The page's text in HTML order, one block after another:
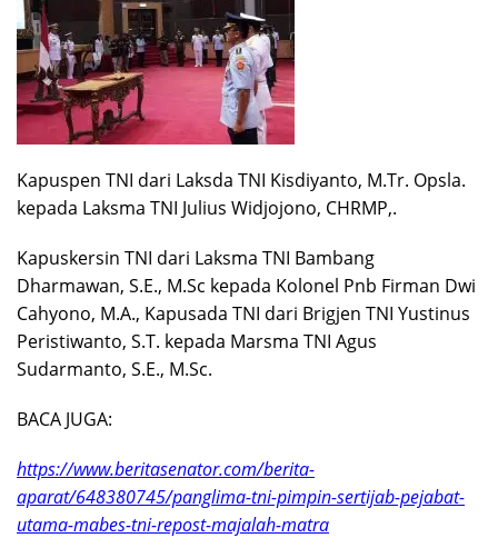
Kapuspen TNI dari Laksda TNI Kisdiyanto, M.Tr. Opsla.
kepada Laksma TNI Julius Widjojono, CHRMP,.
Kapuskersin TNI dari Laksma TNI Bambang
Dharmawan, S.E., M.Sc kepada Kolonel Pnb Firman Dwi
Cahyono, M.A., Kapusada TNI dari Brigjen TNI Yustinus
Peristiwanto, S.T. kepada Marsma TNI Agus
Sudarmanto, S.E., M.Sc.
BACA JUGA:
https://www.beritasenator.com/berita-
aparat/648380745/panglima-tni-pimpin-sertijab-pejabat-
utama-mabes-tni-repost-majalah-matra